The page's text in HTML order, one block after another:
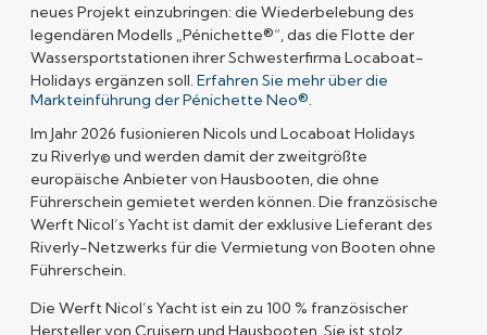
neues Projekt einzubringen: die Wiederbelebung des
legendären Modells „Pénichette®”, das die Flotte der
Wassersportstationen ihrer Schwesterfirma Locaboat-
Holidays ergänzen soll. Erfahren Sie mehr über die
Markteinführung der Pénichette Neo®.
Im Jahr 2026 fusionieren Nicols und Locaboat Holidays
zu Riverly© und werden damit der zweitgrößte
europäische Anbieter von Hausbooten, die ohne
Führerschein gemietet werden können. Die französische
Werft Nicol’s Yacht ist damit der exklusive Lieferant des
Riverly-Netzwerks für die Vermietung von Booten ohne
Führerschein.
Die Werft Nicol’s Yacht ist ein zu 100 % französischer
Herstellervon Cruisern und Hausbooten. Sie ist stolz